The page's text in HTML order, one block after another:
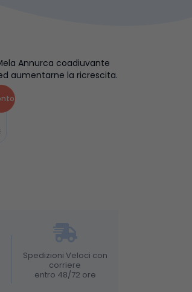
Annurca coadiuvante
aumentarne la ricrescita.
Spedizioni Veloci con
corriere
entro 48/72 ore